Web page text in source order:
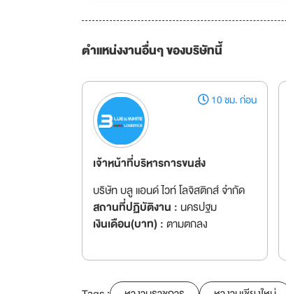
ตำแหน่งงานอื่นๆ ของบริษัทนี้
10 ชม. ก่อน
เจ้าหน้าที่บริหารการขนส่ง
บริษัท บลู แอนด์ ไวท์ โลจิสติกส์ จำกัด
สถานที่ปฏิบัติงาน : นครปฐม
เงินเดือน(บาท) :ตามตกลง